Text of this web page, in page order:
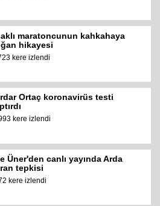
maratoncunun kahkahaya
hikayesi
kere izlendi
Ortaç koronavirüs testi
kere izlendi
Üner'den canlı yayında Arda
tepkisi
kere izlendi